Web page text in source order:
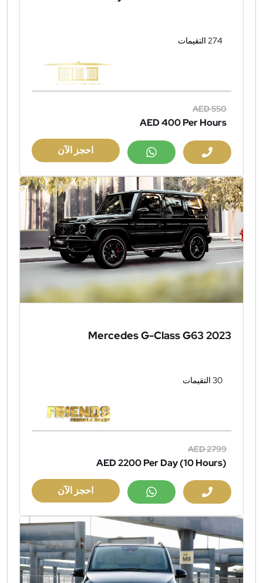
274 التقيمات
AED 550
AED 400Per Hours
احجز الآن
Mercedes G-Class G63 2023
30 التقيمات
AED 2799
AED 2200Per Day (10 Hours)
احجز الآن